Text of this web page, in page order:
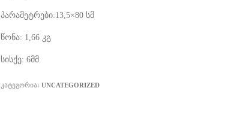
პარამეტრები:13,5×80 სმ
წონა: 1,66 კგ
სისქე: 6მმ
ᲙᲐᲢᲔᲒᲝᲠᲘᲐ: UNCATEGORIZED